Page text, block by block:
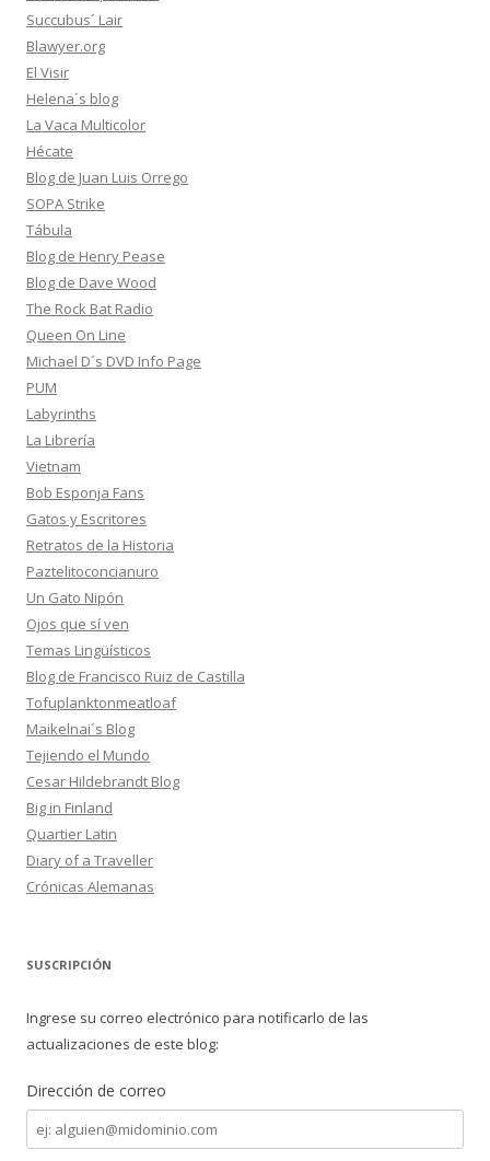
Succubus´ Lair
Blawyer.org
El Visir
Helena´s blog
La Vaca Multicolor
Hécate
Blog de Juan Luis Orrego
SOPA Strike
Tábula
Blog de Henry Pease
Blog de Dave Wood
The Rock Bat Radio
Queen On Line
Michael D´s DVD Info Page
PUM
Labyrinths
La Librería
Vietnam
Bob Esponja Fans
Gatos y Escritores
Retratos de la Historia
Paztelitoconcianuro
Un Gato Nipón
Ojos que sí ven
Temas Lingüísticos
Blog de Francisco Ruiz de Castilla
Tofuplanktonmeatloaf
Maikelnai´s Blog
Tejiendo el Mundo
Cesar Hildebrandt Blog
Big in Finland
Quartier Latin
Diary of a Traveller
Crónicas Alemanas
SUSCRIPCIÓN
Ingrese su correo electrónico para notificarlo de las
actualizaciones de este blog:
Dirección de correo
Dirección
de
correo